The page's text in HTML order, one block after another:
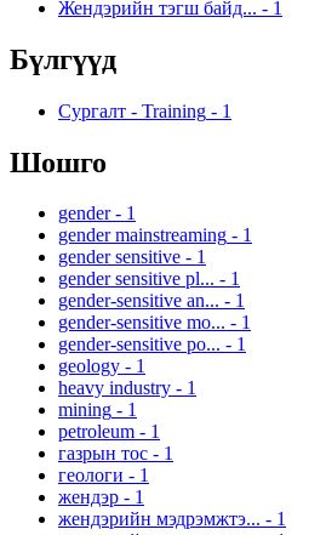
Жендэрийн тэгш байд... - 1
Бүлгүүд
Сургалт - Training - 1
Шошго
gender - 1
gender mainstreaming - 1
gender sensitive - 1
gender sensitive pl... - 1
gender-sensitive an... - 1
gender-sensitive mo... - 1
gender-sensitive po... - 1
geology - 1
heavy industry - 1
mining - 1
petroleum - 1
газрын тос - 1
геологи - 1
жендэр - 1
жендэрийн мэдрэмжтэ... - 1